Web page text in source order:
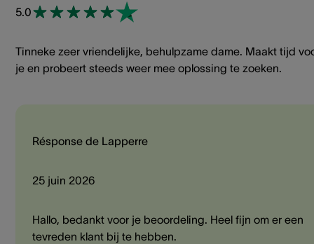
5.0
Tinneke zeer vriendelijke, behulpzame dame. Maakt tijd
je en probeert steeds weer mee oplossing te zoeken.
Résponse de Lapperre
25 juin 2026
Hallo, bedankt voor je beoordeling. Heel fijn om er een
tevreden klant bij te hebben.